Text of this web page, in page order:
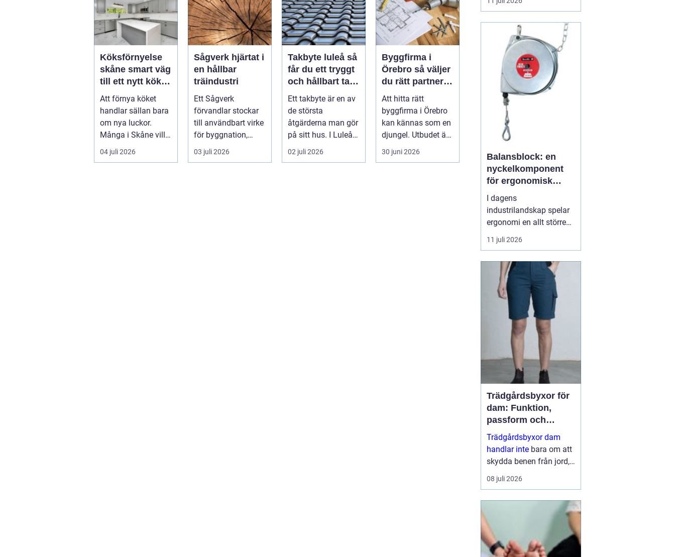
Köksförnyelse
skåne smart väg
till ett nytt kök
utan
helrenovering
Att förnya köket
handlar sällan bara
om nya luckor.
Många i Skåne vill
ha ett kök som
fungerar bättr...
04 juli 2026
Sågverk hjärtat i
en hållbar
träindustri
Ett Sågverk
förvandlar stockar
till användbart virke
för byggnation,
snickeri och
inredning. Här möt...
03 juli 2026
Takbyte luleå så
får du ett tryggt
och hållbart tak i
norrbottniskt
klimat
Ett takbyte är en av
de största
åtgärderna man gör
på sitt hus. I Luleå
ställs extra höga
krav på bå...
02 juli 2026
Byggfirma i
Örebro så väljer
du rätt partner
för ditt projekt
Att hitta rätt
byggfirma i Örebro
kan kännas som en
djungel. Utbudet är
stort, projekten ser
olika u...
30 juni 2026
bort och behovet av stöd
Balansblock: en
nyckelkomponent
för ergonomisk
effektivitet
I dagens
industrilandskap spelar
ergonomi en allt större
roll. Det handlar inte
bara om att skapa en
för anställda, utan även
om att optimera
produktiviteten. Ett
verktyg som allt mer
sprider sig inom
industrin, tack vare
11 juli 2026
Trädgårdsbyxor för
dam: Funktion,
passform och
hållbar stil i rabatten
Trädgårdsbyxor dam
handlar inte bara om att
skydda benen från jord,
taggar och väta. Rätt
byxa gör arbetet enklare,
skonsamt för kroppen. ...
08 juli 2026